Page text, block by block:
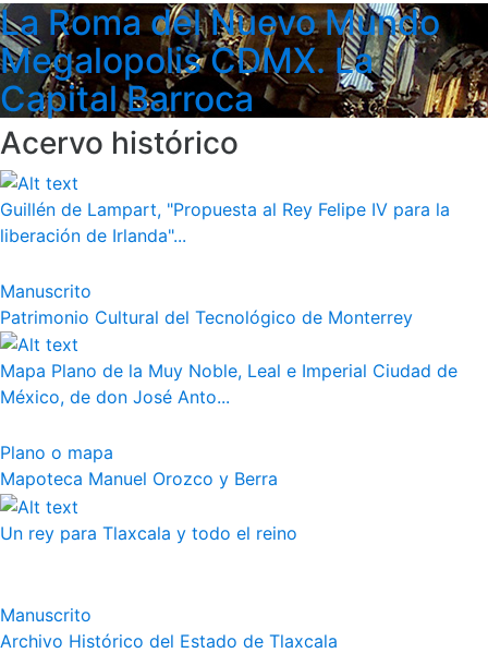
La Roma del Nuevo Mundo
Megalopolis CDMX. La
Capital Barroca
Acervo histórico
Guillén de Lampart, "Propuesta al Rey Felipe IV para la
liberación de Irlanda"...
Manuscrito
Patrimonio Cultural del Tecnológico de Monterrey
Mapa Plano de la Muy Noble, Leal e Imperial Ciudad de
México, de don José Anto...
Plano o mapa
Mapoteca Manuel Orozco y Berra
Un rey para Tlaxcala y todo el reino
Manuscrito
Archivo Histórico del Estado de Tlaxcala